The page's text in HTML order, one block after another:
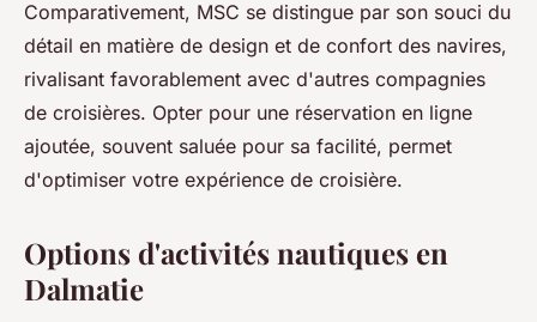
Comparativement, MSC se distingue par son souci du
détail en matière de design et de confort des navires,
rivalisant favorablement avec d'autres compagnies
de croisières. Opter pour une réservation en ligne
ajoutée, souvent saluée pour sa facilité, permet
d'optimiser votre expérience de croisière.
Options d'activités nautiques en
Dalmatie